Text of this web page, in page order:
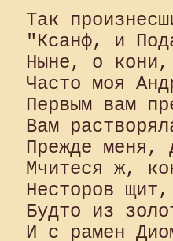
Так
"Ксанф, и
Ныне, о кони,
Часто моя
Первым вам
Вам
Прежде меня,
Мчитеся ж,
Несторов
Будто из
И с рамен